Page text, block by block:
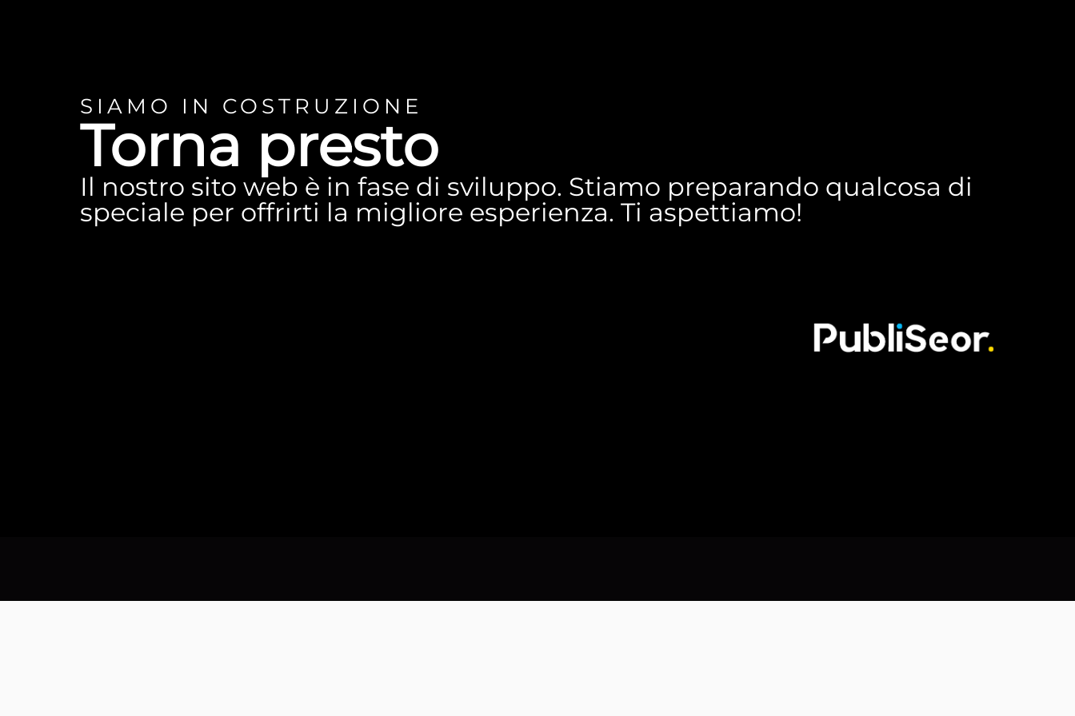
SIAMO IN COSTRUZIONE
Torna presto
Il nostro sito web è in fase di sviluppo. Stiamo preparando qualcosa di
speciale per offrirti la migliore esperienza. Ti aspettiamo!